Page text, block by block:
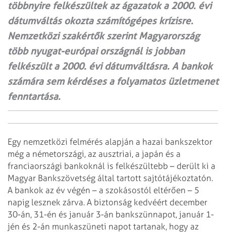
többnyire felkészültek az ágazatok a 2000. évi
dátumváltás okozta számítógépes krízisre.
Nemzetközi szakértők szerint Magyarország
több nyugat-európai országnál is jobban
felkészült a 2000. évi dátumváltásra. A bankok
számára sem kérdéses a folyamatos üzletmenet
fenntartása.
Egy nemzetközi felmérés alapján a hazai bankszektor
még a németországi, az ausztriai, a japán és a
franciaországi bankoknál is felkészültebb – derült ki a
Magyar Bankszövetség által tartott sajtótájékoztatón.
A bankok az év végén – a szokásostól eltérően – 5
napig lesznek zárva. A biztonság kedvéért december
30-án, 31-én és január 3-án bankszünnapot, január 1-
jén és 2-án munkaszüneti napot tartanak, hogy az